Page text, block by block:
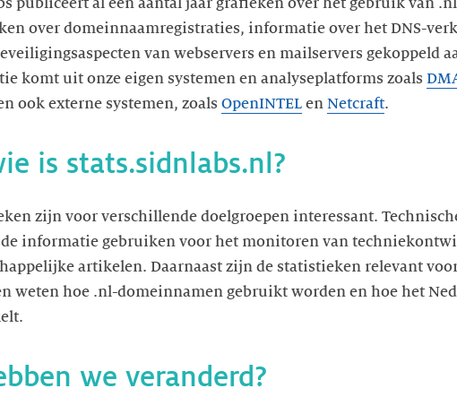
over domeinnaamregistraties, informatie over het DNS-
van webservers en mailservers gekoppeld
komt uit onze eigen systemen en analyseplatforms zoals
ook externe systemen, zoals OpenINTEL en Netcraft.
is stats.sidnlabs.nl?
zijn voor verschillende doelgroepen interessant.
informatie gebruiken voor het monitoren van
artikelen. Daarnaast zijn de statistieken relevant
weten hoe .nl-domeinnamen gebruikt worden en hoe het
we veranderd?